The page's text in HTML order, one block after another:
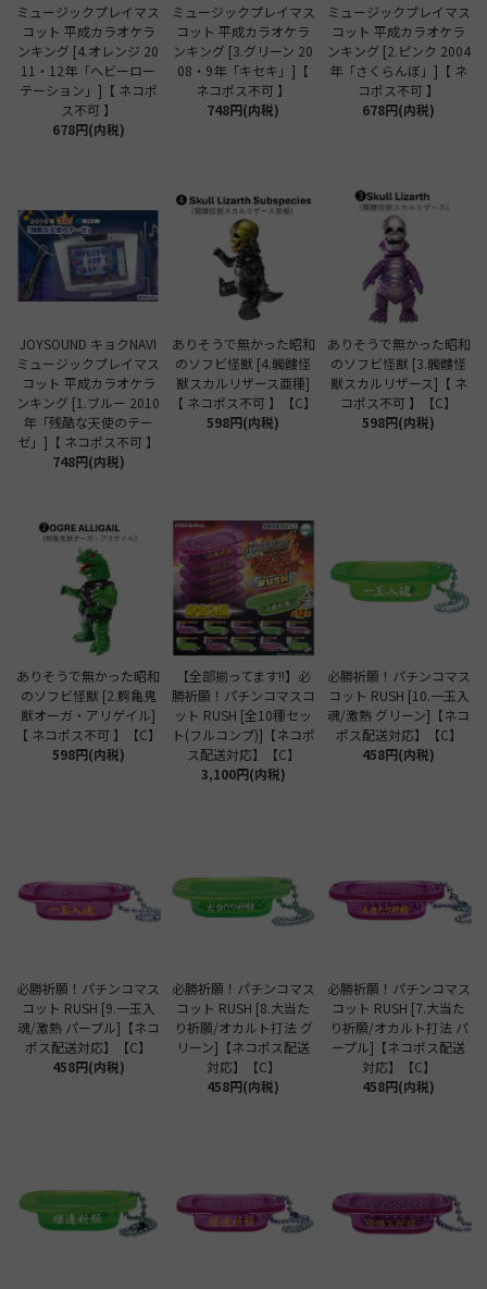
ミュージックプレイマス
コット 平成カラオケラ
ンキング [4.オレンジ 20
11・12年「ヘビーロー
テーション」]【 ネコポ
ス不可 】
678円(内税)
ミュージックプレイマス
コット 平成カラオケラ
ンキング [3.グリーン 20
08・9年「キセキ」]【
ネコポス不可 】
748円(内税)
ミュージックプレイマス
コット 平成カラオケラ
ンキング [2.ピンク 2004
年「さくらんぼ」]【 ネ
コポス不可 】
678円(内税)
JOYSOUND キョクNAVI
ミュージックプレイマス
コット 平成カラオケラ
ンキング [1.ブルー 2010
年「残酷な天使のテー
ゼ」]【 ネコポス不可 】
748円(内税)
ありそうで無かった昭和
のソフビ怪獣 [4.髑髏怪
獣スカルリザース亜種]
【 ネコポス不可 】【C】
598円(内税)
ありそうで無かった昭和
のソフビ怪獣 [3.髑髏怪
獣スカルリザース]【 ネ
コポス不可 】【C】
598円(内税)
ありそうで無かった昭和
のソフビ怪獣 [2.鰐亀鬼
獣オーガ・アリゲイル]
【 ネコポス不可 】【C】
598円(内税)
【全部揃ってます!!】必
勝祈願！パチンコマスコ
ット RUSH [全10種セッ
ト(フルコンプ)]【ネコポ
ス配送対応】【C】
3,100円(内税)
必勝祈願！パチンコマス
コット RUSH [10.一玉入
魂/激熱 グリーン]【ネコ
ポス配送対応】【C】
458円(内税)
必勝祈願！パチンコマス
コット RUSH [9.一玉入
魂/激熱 パープル]【ネコ
ポス配送対応】【C】
458円(内税)
必勝祈願！パチンコマス
コット RUSH [8.大当た
り祈願/オカルト打法 グ
リーン]【ネコポス配送
対応】【C】
458円(内税)
必勝祈願！パチンコマス
コット RUSH [7.大当た
り祈願/オカルト打法 パ
ープル]【ネコポス配送
対応】【C】
458円(内税)